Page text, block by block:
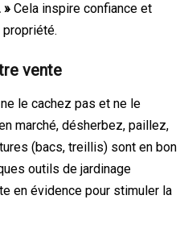
» Cela inspire confiance et
propriété.
vente
le cachez pas et ne le
marché, désherbez, paillez,
(bacs, treillis) sont en bon
outils de jardinage
en évidence pour stimuler la